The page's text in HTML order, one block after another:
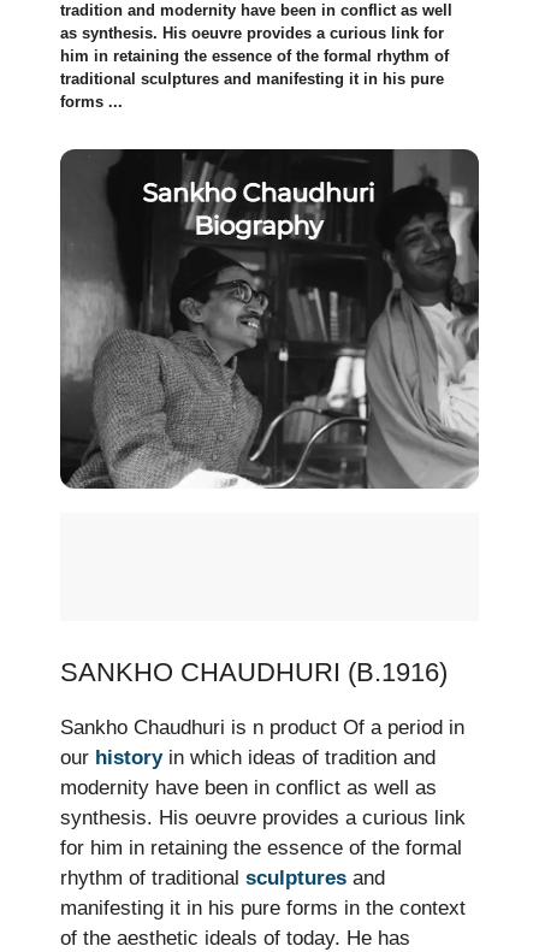
tradition and modernity have been in conflict as well
as synthesis. His oeuvre provides a curious link for
him in retaining the essence of the formal rhythm of
traditional sculptures and manifesting it in his pure
forms ...
SANKHO CHAUDHURI (B.1916)
Sankho Chaudhuri is n product Of a period in
our historyin which ideas of tradition and
modernity have been in conflict as well as
synthesis. His oeuvre provides a curious link
for him in retaining the essence of the formal
rhythm of traditional sculptures and
manifesting it in his pure forms in the context
of the aesthetic ideals of today. He has